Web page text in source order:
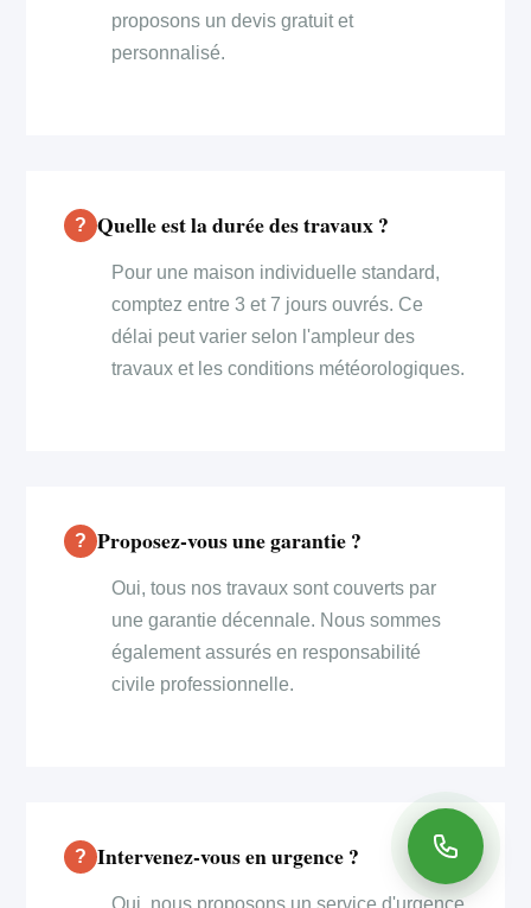
proposons un devis gratuit et
personnalisé.
Quelle est la durée des travaux ?
Pour une maison individuelle standard,
comptez entre 3 et 7 jours ouvrés. Ce
délai peut varier selon l'ampleur des
travaux et les conditions météorologiques.
Proposez-vous une garantie ?
Oui, tous nos travaux sont couverts par
une garantie décennale. Nous sommes
également assurés en responsabilité
civile professionnelle.
Intervenez-vous en urgence ?
Oui, nous proposons un service d'urgence